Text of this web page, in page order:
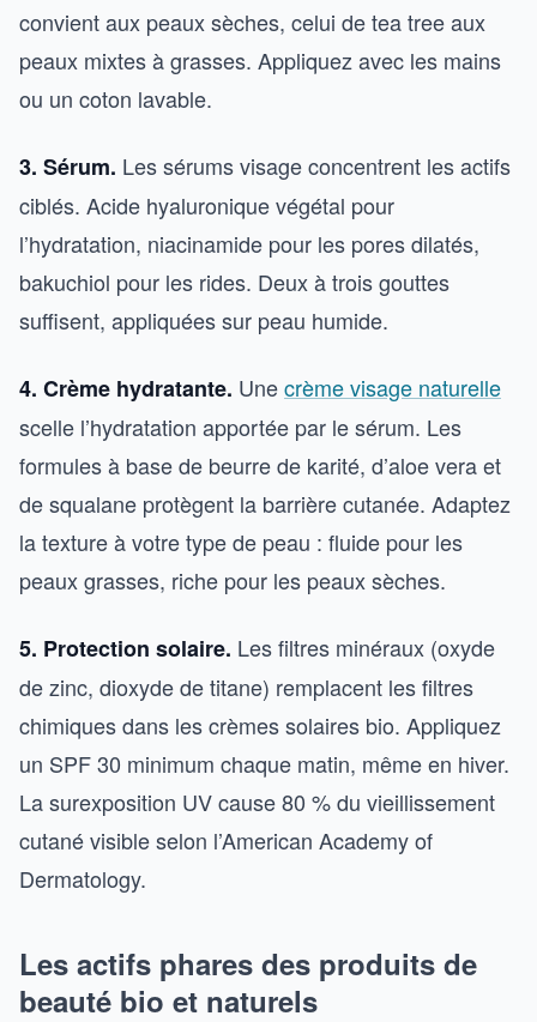
convient aux peaux sèches, celui de tea tree aux
peaux mixtes à grasses. Appliquez avec les mains
ou un coton lavable.
3. Sérum. Les sérums visage concentrent les actifs
ciblés. Acide hyaluronique végétal pour
l’hydratation, niacinamide pour les pores dilatés,
bakuchiol pour les rides. Deux à trois gouttes
suffisent, appliquées sur peau humide.
4. Crème hydratante. Unecrème visage naturelle
scelle l’hydratation apportée par le sérum. Les
formules à base de beurre de karité, d’aloe vera et
de squalane protègent la barrière cutanée. Adaptez
la texture à votre type de peau : fluide pour les
peaux grasses, riche pour les peaux sèches.
5. Protection solaire. Les filtres minéraux (oxyde
de zinc, dioxyde de titane) remplacent les filtres
chimiques dans les crèmes solaires bio. Appliquez
un SPF 30 minimum chaque matin, même en hiver.
La surexposition UV cause 80 % du vieillissement
cutané visible selon l’American Academy of
Dermatology.
Les actifs phares des produits de
beauté bio et naturels